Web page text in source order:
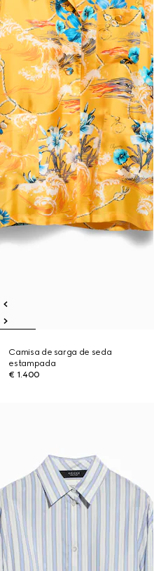
Camisa de sarga de seda
estampada
€ 1.400